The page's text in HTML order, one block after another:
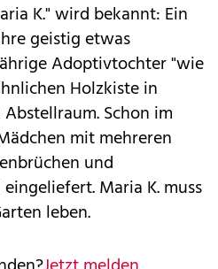
K." wird bekannt: Ein
geistig etwas
Adoptivtochter "wie
Holzkiste in
Schon im
mit mehreren
und
Maria K. muss
leben.